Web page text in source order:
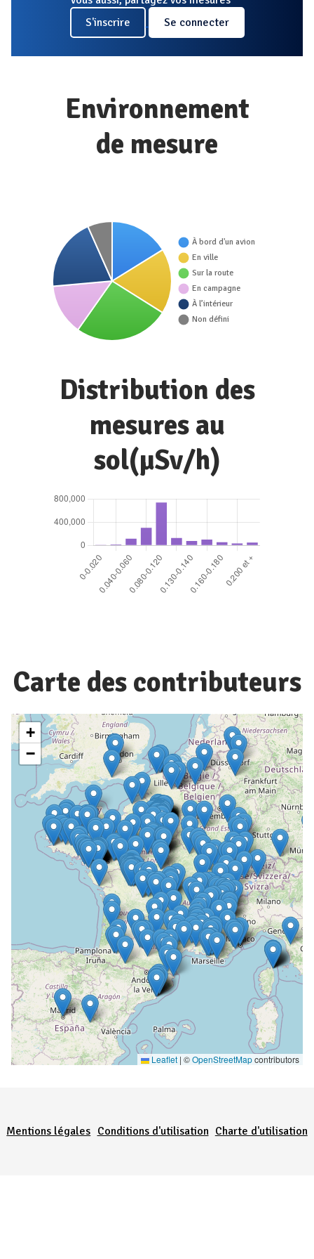
S'inscrire
Se connecter
Environnement
de mesure
Distribution des
mesures au
sol(µSv/h)
Carte des contributeurs
+
−
Leaflet | ©OpenStreetMapcontributors
Mentions légales Conditions d'utilisation Charte d'utilisation